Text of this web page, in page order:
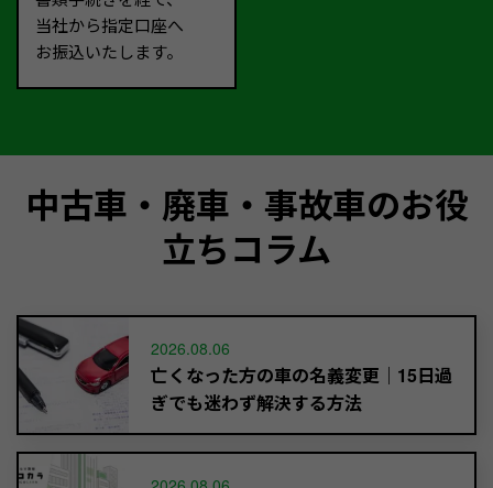
当社から指定口座へ
お振込いたします。
中古車・廃車・事故車のお役
立ちコラム
2026.08.06
亡くなった方の車の名義変更｜15日過
ぎでも迷わず解決する方法